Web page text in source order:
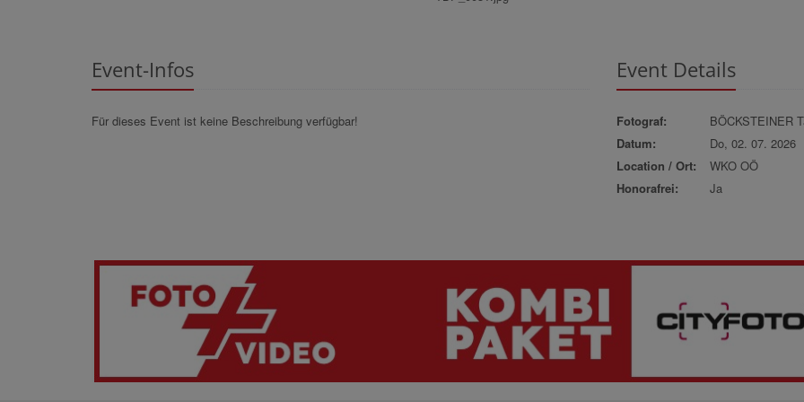
Event-Infos
Für dieses Event ist keine Beschreibung verfügbar!
Event Details
Fotograf:
BÖCKSTEINER
Datum:
Do, 02. 07. 2026
Location / Ort:
WKO OÖ
Honorafrei:
Ja